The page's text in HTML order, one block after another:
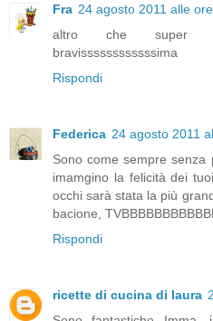
Fra 24 agosto 2011 alle
altro che super
bravissssssssssssima
Rispondi
Federica 24 agosto 2011
Sono come sempre senza
imamgino la felicità dei
occhi sarà stata la più
bacione,
Rispondi
ricette di cucina di laura